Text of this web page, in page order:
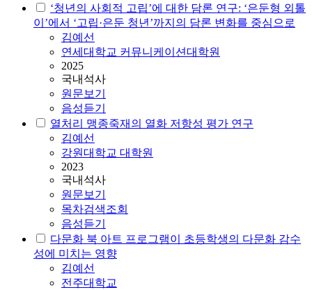
‘청년의 사회적 고립’에 대한 담론 연구: ‘은둔형 외톨
이’에서 ‘고립·은둔 청년’까지의 담론 변화를 중심으로
김예선
연세대학교 커뮤니케이션대학원
2025
국내석사
원문보기
음성듣기
열처리 맹종죽재의 열화 저항성 평가 연구
김예선
강원대학교 대학원
2023
국내석사
원문보기
목차검색조회
음성듣기
다문화 북 아트 프로그램이 초등학생의 다문화 감수
성에 미치는 영향
김예선
전주대학교